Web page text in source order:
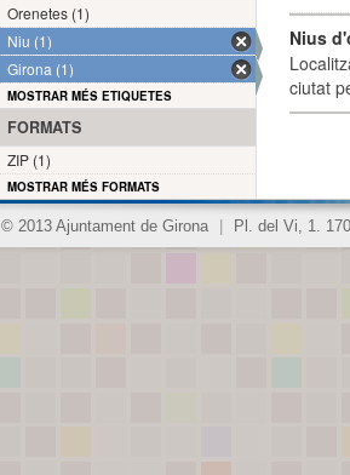
Nius
ciutat
Orenetes (1)
Niu (1)
Girona (1)
MOSTRAR MÉS ETIQUETES
FORMATS
ZIP (1)
MOSTRAR MÉS FORMATS
© 2013 Ajuntament de Girona Pl. del Vi, 1.